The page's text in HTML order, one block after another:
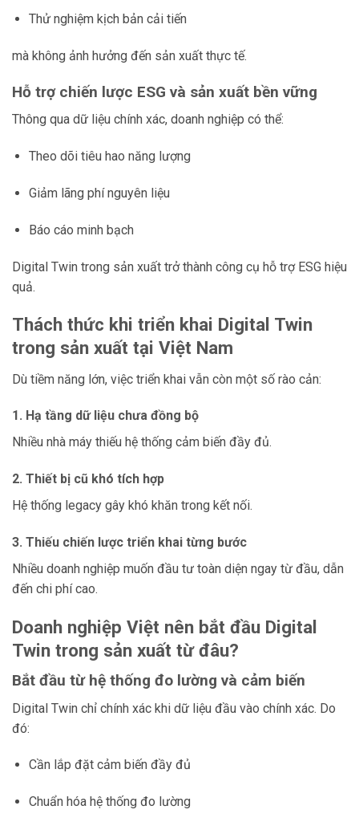
Thử nghiệm kịch bản cải tiến
mà không ảnh hưởng đến sản xuất thực tế.
Hỗ trợ chiến lược ESG và sản xuất bền vững
Thông qua dữ liệu chính xác, doanh nghiệp có thể:
Theo dõi tiêu hao năng lượng
Giảm lãng phí nguyên liệu
Báo cáo minh bạch
Digital Twin trong sản xuất trở thành công cụ hỗ trợ ESG hiệu
quả.
Thách thức khi triển khai Digital Twin
trong sản xuất tại Việt Nam
Dù tiềm năng lớn, việc triển khai vẫn còn một số rào cản:
1. Hạ tầng dữ liệu chưa đồng bộ
Nhiều nhà máy thiếu hệ thống cảm biến đầy đủ.
2. Thiết bị cũ khó tích hợp
Hệ thống legacy gây khó khăn trong kết nối.
3. Thiếu chiến lược triển khai từng bước
Nhiều doanh nghiệp muốn đầu tư toàn diện ngay từ đầu, dẫn
đến chi phí cao.
Doanh nghiệp Việt nên bắt đầu Digital
Twin trong sản xuất từ đâu?
Bắt đầu từ hệ thống đo lường và cảm biến
Digital Twin chỉ chính xác khi dữ liệu đầu vào chính xác. Do
đó:
Cần lắp đặt cảm biến đầy đủ
Chuẩn hóa hệ thống đo lường